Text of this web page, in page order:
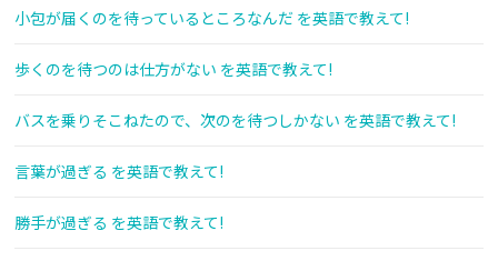
小包が届くのを待っているところなんだ を英語で教えて!
歩くのを待つのは仕方がない を英語で教えて!
バスを乗りそこねたので、次のを待つしかない を英語で教えて!
言葉が過ぎる を英語で教えて!
勝手が過ぎる を英語で教えて!